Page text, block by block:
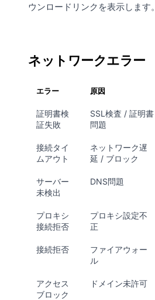
ウンロードリンクを表示します。
ネットワークエラー
エラー 原因
証明書検
証失敗
SSL検査 / 証明書
問題
接続タイ
ムアウト
ネットワーク遅
延 / ブロック
サーバー
未検出
DNS問題
プロキシ
接続拒否
プロキシ設定不
正
接続拒否
ファイアウォー
ル
アクセス
ブロック
ドメイン未許可